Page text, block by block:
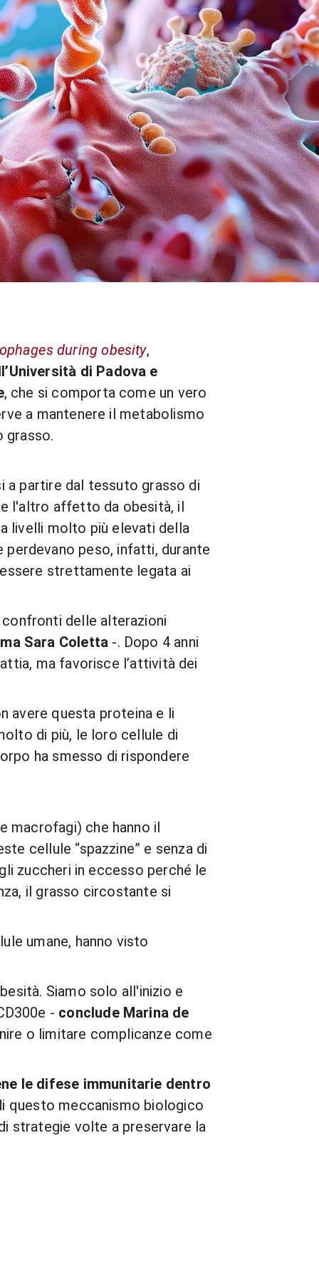
during obesity,
di Padova e
, che si comporta come un vero
a mantenere il metabolismo
grasso.
a partire dal tessuto grasso di
l'altro affetto da obesità, il
livelli molto più elevati della
peso, infatti, durante
strettamente legata ai
delle alterazioni
Sara Coletta -. Dopo 4 anni
ma favorisce l’attività dei
avere questa proteina e li
di più, le loro cellule di
ha smesso di rispondere
macrofagi) che hanno il
cellule “spazzine” e senza di
zuccheri in eccesso perché le
il grasso circostante si
umane, hanno visto
Siamo solo all'inizio e
- conclude Marina de
o limitare complicanze come
le difese immunitarie dentro
questo meccanismo biologico
strategie volte a preservare la